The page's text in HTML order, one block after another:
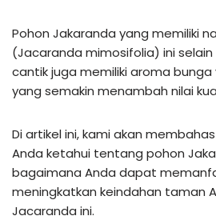
Pohon Jakaranda yang memiliki
(Jacaranda mimosifolia) ini
cantik juga memiliki aroma bunga
yang semakin menambah nilai
Di artikel ini, kami akan
Anda ketahui tentang pohon
bagaimana Anda dapat
meningkatkan keindahan taman
Jacaranda ini.